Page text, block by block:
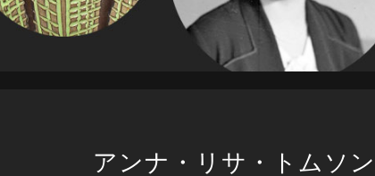
アンナ・リサ・トムソ